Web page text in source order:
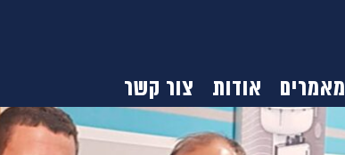
מאמרים אודות צור קשר